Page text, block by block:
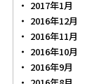
2017年1月
2016年12月
2016年11月
2016年10月
2016年9月